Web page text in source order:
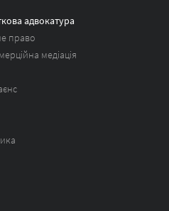
адвокатура
право
медіація